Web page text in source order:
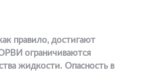
правило, достигают
ограничиваются
жидкости. Опасность в